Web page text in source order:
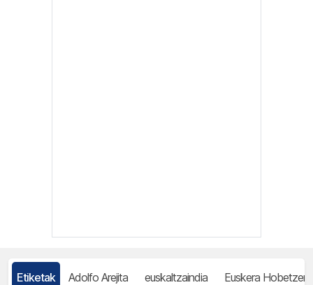
Etiketak Adolfo Arejita euskaltzaindia Euskera Hobetzen